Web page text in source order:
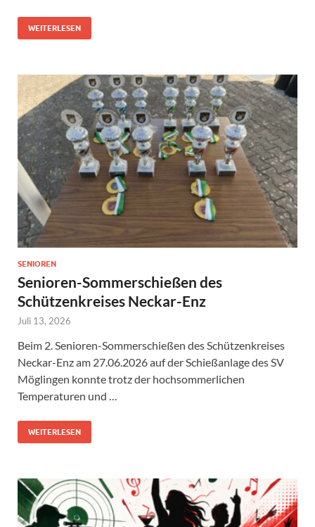
WEITERLESEN
SENIOREN
Senioren-Sommerschießen des
Schützenkreises Neckar-Enz
Juli 13, 2026
Beim 2. Senioren-Sommerschießen des Schützenkreises
Neckar-Enz am 27.06.2026 auf der Schießanlage des SV
Möglingen konnte trotz der hochsommerlichen
Temperaturen und …
WEITERLESEN